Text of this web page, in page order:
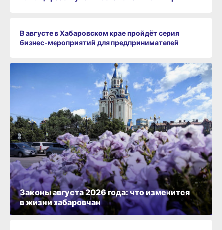
В августе в Хабаровском крае пройдёт серия
бизнес‑мероприятий для предпринимателей
Законы августа 2026 года: что изменится
в жизни хабаровчан